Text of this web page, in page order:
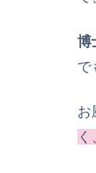
博
で
お
く